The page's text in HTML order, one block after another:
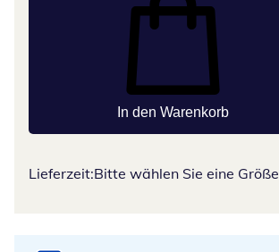
In den Warenkorb
Lieferzeit:Bitte wählen Sie eine Größe